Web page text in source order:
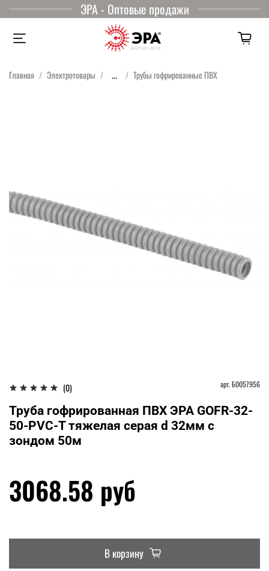
ЭРА - Оптовые продажи
Главная Электротовары ... Трубы гофрированные ПВХ
(0) арт.Б0057956
Труба гофрированная ПВХ ЭРА GOFR-32-
50-PVC-T тяжелая серая d 32мм с
зондом 50м
3068.58 руб
В корзину